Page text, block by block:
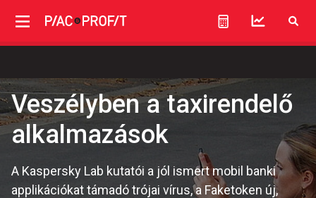
Veszélyben a taxirendelő
alkalmazások
A Kaspersky Lab kutatói a jól ismert mobil banki
applikációkat támadó trójai vírus, a Faketoken új,